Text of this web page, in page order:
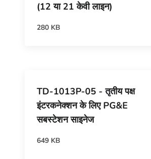
(12 या 21 केवी लाइन)
280 KB
TD-1013P-05 - तृतीय पक्ष
इंटरकनेक्शन के लिए PG&E
सबस्टेशन साइनेज
649 KB